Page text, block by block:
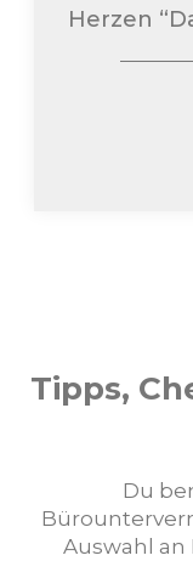
Herzen
Tipps,
Du
Auswahl